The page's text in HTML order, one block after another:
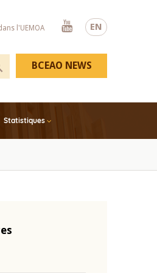
EN
l'UEMOA
Youtube
Statistiques
BCEAO NEWS